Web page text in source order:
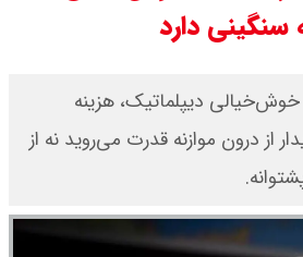
مرداد ۱۴۰۵ / قیمت سکه امامی چند؟
جدول
خودروهای سایپا امروز دوشنبه
جدول
سنگینی دارد
دیپلماتیک، هزینه
از درون موازنه قدرت می‌روید نه از